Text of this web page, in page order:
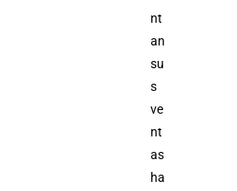
nt
an
su
s
ve
nt
as
ha